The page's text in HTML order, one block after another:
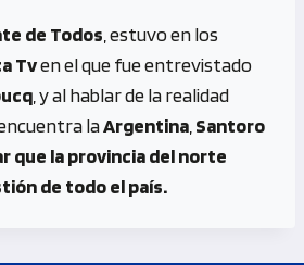
de Todos , estuvo en los
Tven el que fue entrevistado
, y al hablar de la realidad
laArgentina Santoro
que la provincia del norte
de todo el país.